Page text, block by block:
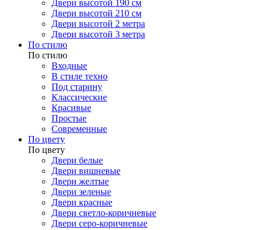
Двери высотой 190 см
Двери высотой 210 см
Двери высотой 2 метра
Двери высотой 3 метра
По стилю
По стилю
Входные
В стиле техно
Под старину
Классические
Красивые
Простые
Современные
По цвету
По цвету
Двери белые
Двери вишневые
Двери желтые
Двери зеленые
Двери красные
Двери светло-коричневые
Двери серо-коричневые